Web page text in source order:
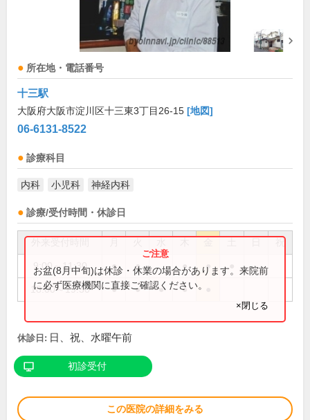
所在地・電話番号
十三駅
大阪府大阪市淀川区十三東3丁目26-15 [地図]
06-6131-8522
診療科目
内科 小児科 神経内科
診療/受付時間・休診日
祝
9:00～11:30 ● ● ● ●
18:00～19:30 ● ● ● ●
お盆(8月中旬)は休診・休業の場合があります。来院前
に必ず医療機関に直接ご確認ください。
×閉じる
休診日: 日、祝、水曜午前
初診受付
この医院の詳細をみる